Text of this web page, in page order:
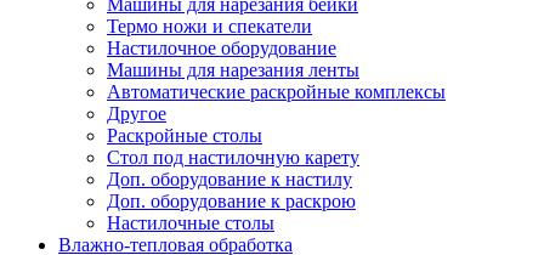
Термо ножи и спекатели
Настилочное оборудование
Машины для нарезания ленты
Автоматические раскройные комплексы
Другое
Раскройные столы
Стол под настилочную карету
Доп. оборудование к настилу
Доп. оборудование к раскрою
Настилочные столы
Влажно-тепловая обработка